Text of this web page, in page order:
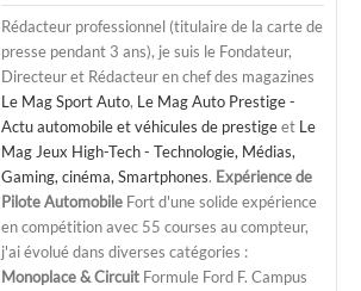
Rédacteur professionnel (titulaire de la carte de
presse pendant 3 ans), je suis le Fondateur,
Directeur et Rédacteur en chef des magazines
Le Mag Sport Auto, Le Mag Auto Prestige -
Actu automobile et véhicules de prestigeet Le
Mag Jeux High-Tech - Technologie, Médias,
Gaming, cinéma, Smartphones. Expérience de
Pilote Automobile Fort d'une solide expérience
en compétition avec 55 courses au compteur,
j'ai évolué dans diverses catégories :
Monoplace & Circuit Formule Ford F. Campus